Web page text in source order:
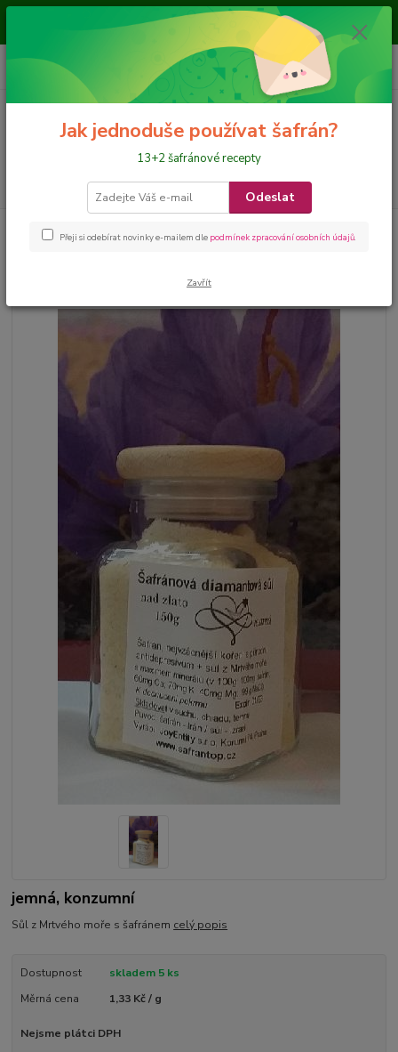
Je nám ctí, že jste nás navštívili a nakupujete na našem eshopu, přejeme
Menu
CZK
+420 728 649 340
jemná, konzumní
Sůl z Mrtvého moře s šafránem celý popis
Dostupnost
skladem 5 ks
Měrná cena
1,33 Kč / g
Nejsme plátci DPH
Jak jednoduše používat šafrán?
13+2 šafránové recepty
Odeslat
Přeji si odebírat novinky e-mailem dle podmínek zpracování osobních údajů.
Zavřít